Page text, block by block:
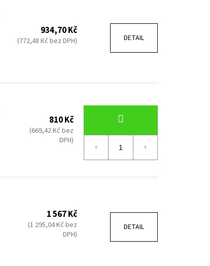
934,70 Kč
(772,48 Kč bez DPH) DETAIL
810 Kč
(669,42 Kč bez
DPH)
1 567 Kč
(1 295,04 Kč bez
DPH)
DETAIL